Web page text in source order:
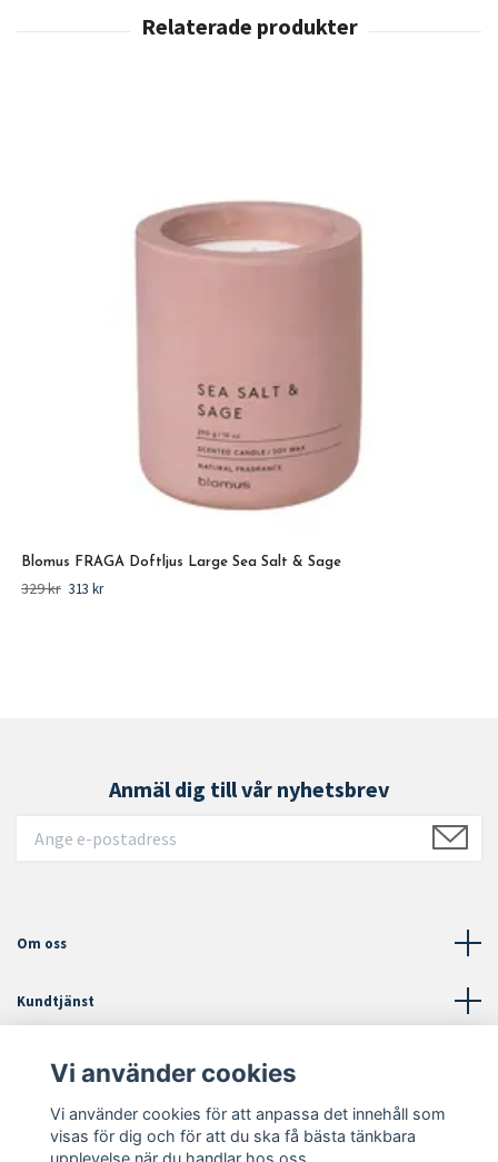
Blomus FRAGA Doftljus Large Sea Salt & Sage
329 kr 313 kr
Anmäl dig till vår nyhetsbrev
Om oss
Kundtjänst
Sociala medier
Vi använder cookies
Vi använder cookies för att anpassa det innehåll som
visas för dig och för att du ska få bästa tänkbara
upplevelse när du handlar hos oss.